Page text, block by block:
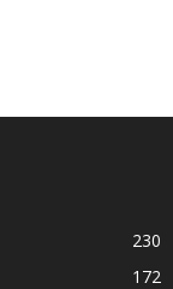
230
172